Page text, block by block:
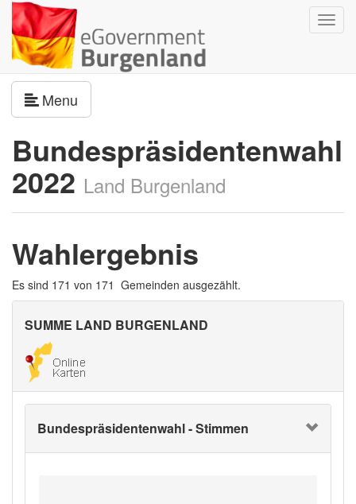
Menu
Bundespräsidentenwahl
2022 Land Burgenland
Wahlergebnis
Es sind 171 von 171 Gemeinden ausgezählt.
SUMME LAND BURGENLAND
Bundespräsidentenwahl - Stimmen